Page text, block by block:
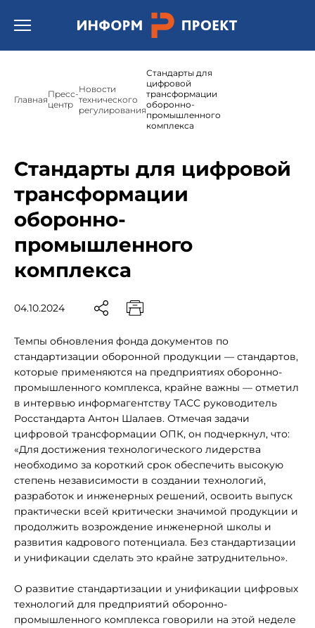
Открыть бургер меню.
ГлавнаяПресс-
центр
Новости
технического
регулирования
Стандарты для
цифровой
трансформации
оборонно-
промышленного
комплекса
Стандарты для цифровой
трансформации
оборонно-
промышленного
комплекса
04.10.2024
Темпы обновления фонда документов по
стандартизации оборонной продукции — стандартов,
которые применяются на предприятиях оборонно-
промышленного комплекса, крайне важны — отметил
в интервью информагентству ТАСС руководитель
Росстандарта Антон Шалаев. Отмечая задачи
цифровой трансформации ОПК, он подчеркнул, что:
«Для достижения технологического лидерства
необходимо за короткий срок обеспечить высокую
степень независимости в создании технологий,
разработок и инженерных решений, освоить выпуск
практически всей критически значимой продукции и
продолжить возрождение инженерной школы и
развития кадрового потенциала. Без стандартизации
и унификации сделать это крайне затруднительно».
О развитие стандартизации и унификации цифровых
технологий для предприятий оборонно-
промышленного комплекса говорили на этой неделе